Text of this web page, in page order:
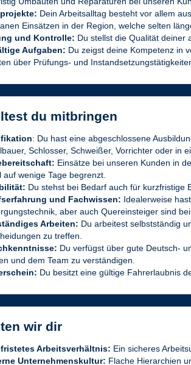
Dein Arbeitsalltag besteht vor allem
Einsätzen in der Region, welche selten
und Kontrolle: Du stellst die Qualität deiner
Aufgaben: Du zeigst deine Kompetenz in
über Prüfungs- und
du mitbringen
: Du hast eine abgeschlossene
Schlosser, Schweißer, Vorrichter oder in
Einsätze bei unseren Kunden in
auf wenige Tage begrenzt.
Du stehst bei Bedarf auch für kurzfristige
und Fachwissen: Idealerweise
aber auch Quereinsteiger sind
Arbeiten: Du arbeitest selbstständig
zu treffen.
Du verfügst über gute Deutsch-
und dem Team zu verständigen.
Du besitzt eine gültige Fahrerlaubnis
wir dir
Arbeitsverhältnis: Ein sicheres
Unternehmenskultur: Flache Hierarchien